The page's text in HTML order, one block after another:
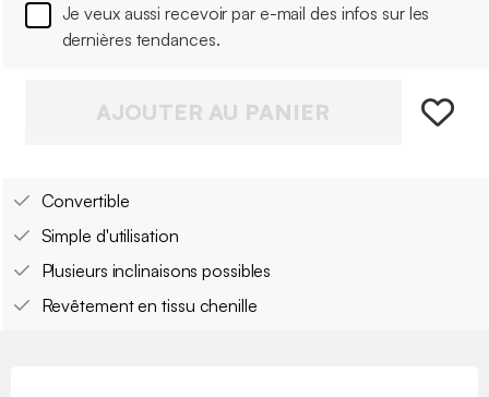
Je veux aussi recevoir par e-mail des infos sur les
dernières tendances.
AJOUTER AU PANIER
Convertible
Simple d'utilisation
Plusieurs inclinaisons possibles
Revêtement en tissu chenille